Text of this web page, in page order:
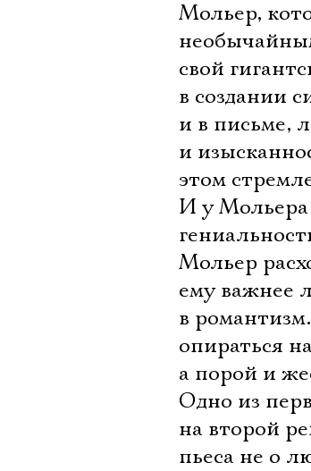
Мольер,
свой
в создании
и в письме,
и
этом
И у Мольера
Мольер
ему важнее
в
опираться
а порой и
Одно из
на второй
пьеса не о